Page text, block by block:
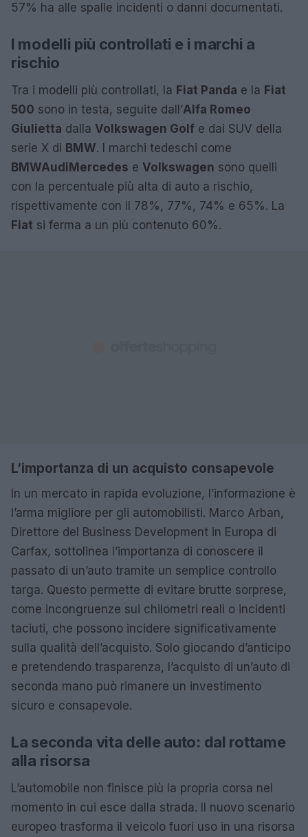
57% ha alle spalle incidenti o danni documentati.
I modelli più controllati e i marchi a
rischio
Tra i modelli più controllati, la Fiat Panda e la Fiat
500 sono in testa, seguite dall’Alfa Romeo
Giulietta dalla Volkswagen Golf e dai SUV della
serie X di BMW. I marchi tedeschi come
BMWAudi Mercedes e Volkswagen sono quelli
con la percentuale più alta di auto a rischio,
rispettivamente con il 78%, 77%, 74% e 65%. La
Fiat si ferma a un più contenuto 60%.
L’importanza di un acquisto consapevole
In un mercato in rapida evoluzione, l’informazione è
l’arma migliore per gli automobilisti. Marco Arban,
Direttore del Business Development in Europa di
Carfax, sottolinea l’importanza di conoscere il
passato di un’auto tramite un semplice controllo
targa. Questo permette di evitare brutte sorprese,
come incongruenze sui chilometri reali o incidenti
taciuti, che possono incidere significativamente
sulla qualità dell’acquisto. Solo giocando d’anticipo
e pretendendo trasparenza, l’acquisto di un’auto di
seconda mano può rimanere un investimento
sicuro e consapevole.
La seconda vita delle auto: dal rottame
alla risorsa
L’automobile non finisce più la propria corsa nel
momento in cui esce dalla strada. Il nuovo scenario
europeo trasforma il veicolo fuori uso in una risorsa